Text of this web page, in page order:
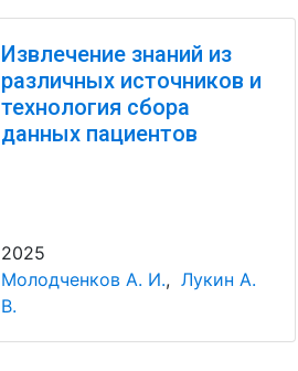
Извлечение знаний из
различных источников и
технология сбора
данных пациентов
2025
Молодченков А. И., Лукин А.
В.